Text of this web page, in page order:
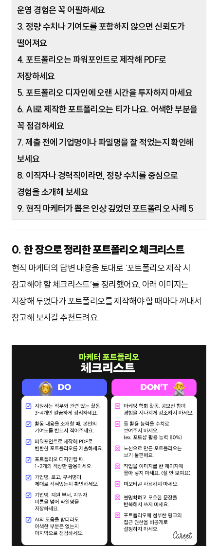
운영 경험은 꼭 어필하세요
3. 정량 수치나 기여도를 포함하지 않으면 신뢰도가
떨어져요
4. 포트폴리오는 파워포인트로 제작해 PDF로
저장하세요
5. 포트폴리오 디자인에 오랜 시간을 투자하지 마세요
6. AI로 제작한 포트폴리오는 티가 나요. 어색한 부분을
꼭 점검하세요
7. 제출 전에 기업명이나 파일명을 잘 적었는지 확인해
보세요
8. 이직자나 경력직이라면, 정량 수치를 중심으로
경험을 소개해 보세요
9. 현직 마케터가 뽑은 인상 깊었던 포트폴리오 사례 5
0. 한 장으로 정리한 포트폴리오 체크리스트
현직 마케터의 답변 내용을 토대로 ‘포트폴리오 제작 시
참고해야 할 체크리스트’를 정리했어요. 아래 이미지는
저장해 두었다가 포트폴리오를 제작해야 할 때마다 꺼내서
참고해 보시길 추천드려요.